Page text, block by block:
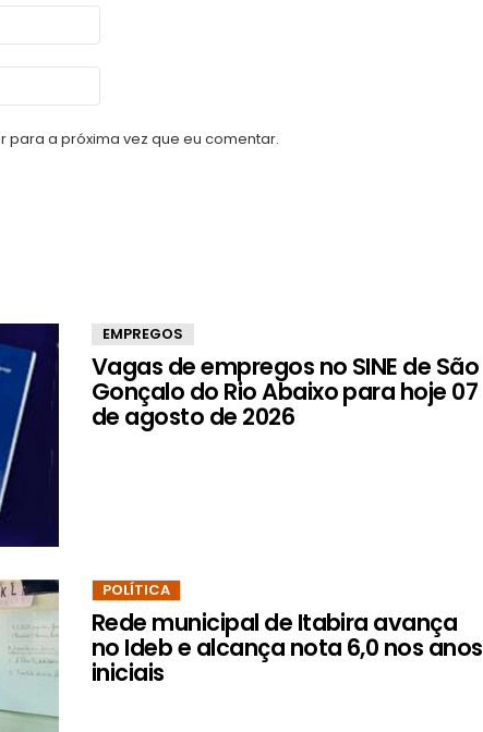
a próxima vez que eu comentar.
EMPREGOS
Vagas de empregos no SINE de São
Gonçalo do Rio Abaixo para hoje 07
de agosto de 2026
POLÍTICA
Rede municipal de Itabira avança
no Ideb e alcança nota 6,0 nos anos
iniciais